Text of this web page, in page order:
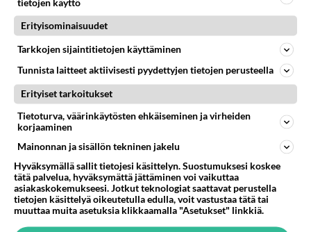
korkeat.
Jo vuosia on jatkunut trendi että pienet yritykset
muuntuvat yksinyrittäjäyrityksiksi.
Kun yrityksiä kasvatetaan niin kannattavuus
estävät uusien isojen yritysten synymisiä.
https://laskurit.tyoelake.fi/fi/elakelaskuri
Tuosta linkistä löytyy eläkelaskuri, laskin juuri että jos
vasta työelämään siirtynyt tekee 10€ tuntipalkalla töitä
eläkeikään saakka niin hänen eläkkeensä on
1890€/kk.
eläkmaksut maksetaan palkkojen perusteella jotka
tulevat työssäoloajalta.
Lue lisää
Laskuri ei ole todellinen
Kommentoi
Anonyymi00047
2026-07-20 10:05:29
Laskuri ei ole todellinen
Laskurissa ei huomioida, että eläkekertyminen
loppuu 1957 vuotiaalla 68 vuoden iässä, töitä voi
tehdä, mutta eläkettä ei enää tule lisää.
tietojen käyttö
Erityisominaisuudet
Tarkkojen sijaintitietojen käyttäminen
Tunnista laitteet aktiivisesti pyydettyjen tietojen perusteella
Erityiset tarkoitukset
Tietoturva, väärinkäytösten ehkäiseminen ja virheiden
korjaaminen
Mainonnan ja sisällön tekninen jakelu
Hyväksymällä sallit tietojesi käsittelyn. Suostumuksesi koskee
tätä palvelua, hyväksymättä jättäminen voi vaikuttaa
asiakaskokemukseesi. Jotkut teknologiat saattavat perustella
tietojen käsittelyä oikeutetulla edulla, voit vastustaa tätä tai
muuttaa muita asetuksia klikkaamalla "Asetukset" linkkiä.